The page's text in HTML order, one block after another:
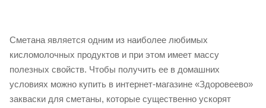
Сметана является одним из наиболее любимых
кисломолочных продуктов и при этом имеет массу
полезных свойств. Чтобы получить ее в домашних
условиях можно купить в интернет-магазине «Здоровеево»
закваски для сметаны, которые существенно ускорят